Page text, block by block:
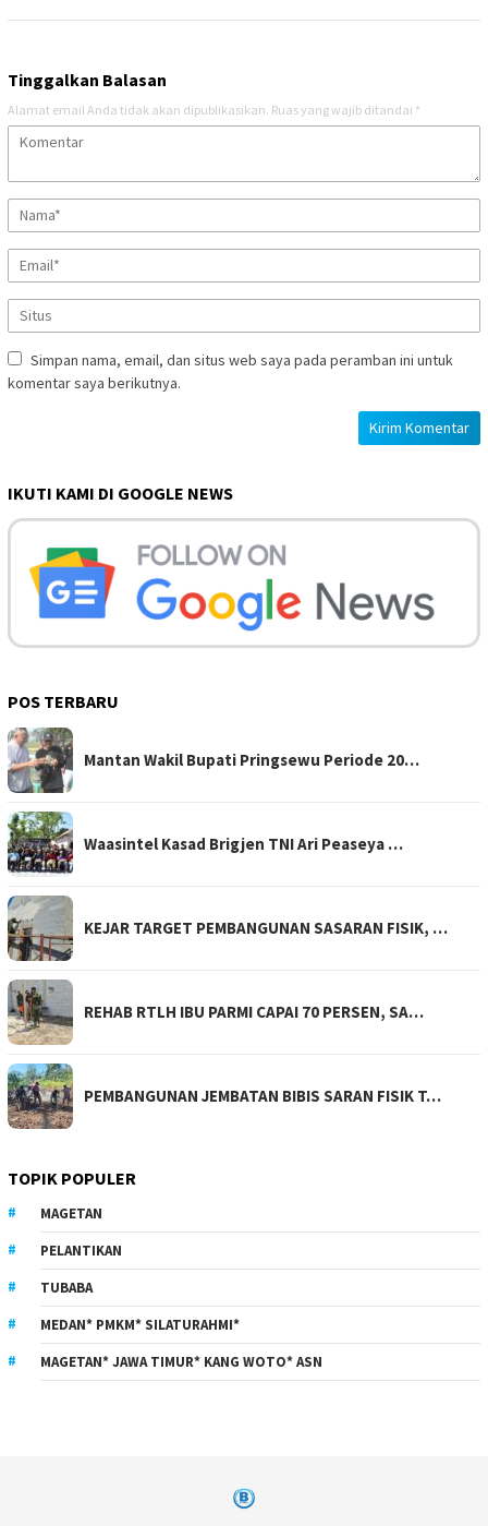
Tinggalkan Balasan
Alamat email Anda tidak akan dipublikasikan. Ruas yang wajib ditandai *
Simpan nama, email, dan situs web saya pada peramban ini untuk
komentar saya berikutnya.
IKUTI KAMI DI GOOGLE NEWS
POS TERBARU
Mantan Wakil Bupati Pringsewu Periode 20…
Waasintel Kasad Brigjen TNI Ari Peaseya …
KEJAR TARGET PEMBANGUNAN SASARAN FISIK, …
REHAB RTLH IBU PARMI CAPAI 70 PERSEN, SA…
PEMBANGUNAN JEMBATAN BIBIS SARAN FISIK T…
TOPIK POPULER
MAGETAN
PELANTIKAN
TUBABA
MEDAN* PMKM* SILATURAHMI*
MAGETAN* JAWA TIMUR* KANG WOTO* ASN